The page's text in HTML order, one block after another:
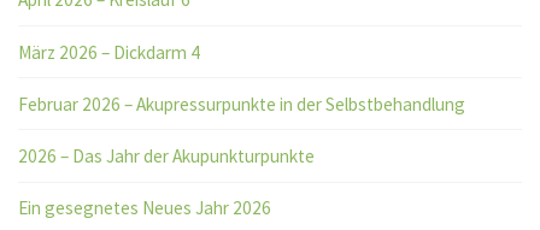
März 2026 – Dickdarm 4
Februar 2026 – Akupressurpunkte in der Selbstbehandlung
2026 – Das Jahr der Akupunkturpunkte
Ein gesegnetes Neues Jahr 2026